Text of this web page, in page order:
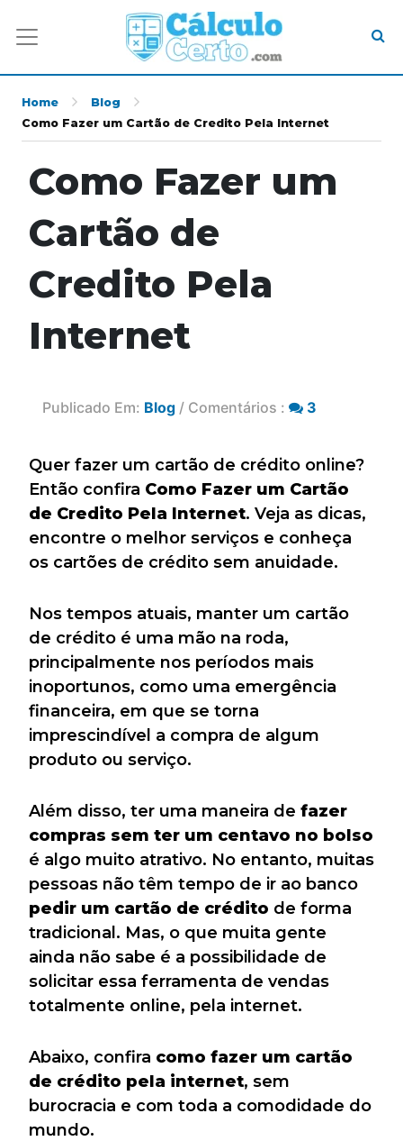
Home
Blog
Como Fazer um Cartão de Credito Pela Internet
Como Fazer um
Cartão de
Credito Pela
Internet
Publicado Em: Blog / Comentários : 3
Quer fazer um cartão de crédito online?
Então confira Como Fazer um Cartão
de Credito Pela Internet. Veja as dicas,
encontre o melhor serviços e conheça
os cartões de crédito sem anuidade.
Nos tempos atuais, manter um cartão
de crédito é uma mão na roda,
principalmente nos períodos mais
inoportunos, como uma emergência
financeira, em que se torna
imprescindível a compra de algum
produto ou serviço.
Além disso, ter uma maneira de fazer
compras sem ter um centavo no bolso
é algo muito atrativo. No entanto, muitas
pessoas não têm tempo de ir ao banco
pedir um cartão de crédito de forma
tradicional. Mas, o que muita gente
ainda não sabe é a possibilidade de
solicitar essa ferramenta de vendas
totalmente online, pela internet.
Abaixo, confira como fazer um cartão
de crédito pela internet, sem
burocracia e com toda a comodidade do
mundo.